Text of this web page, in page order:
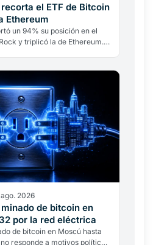
el ETF de Bitcoin
Ethereum
un 94% su posición en el
y triplicó la de Ethereum.
2026
de bitcoin en
por la red eléctrica
de bitcoin en Moscú hasta
responde a motivos políticos,